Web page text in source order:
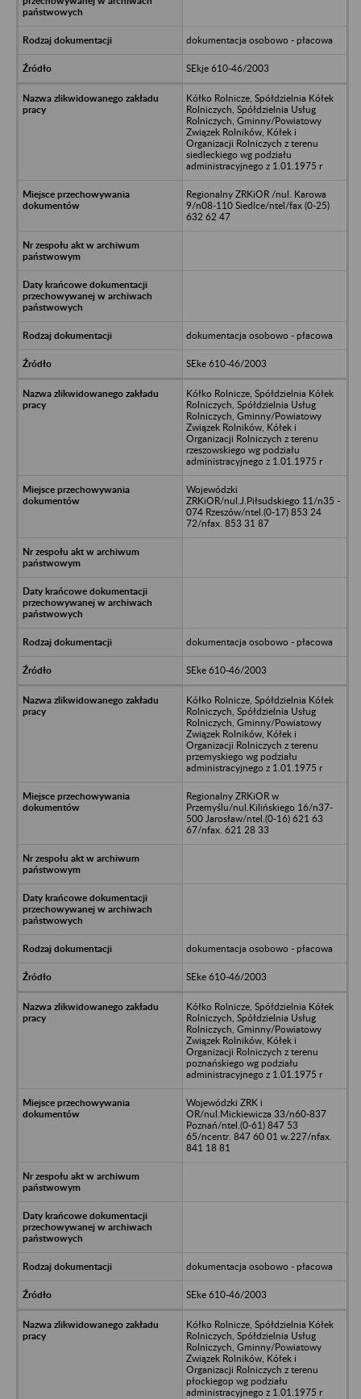
dokumentacja osobowo - płacowa
SEkje 610-46/2003
Kółko Rolnicze, Spółdzielnia Kółek
Rolniczych, Spółdzielnia Usług
Rolniczych, Gminny/Powiatowy
Związek Rolników, Kółek i
Organizacji Rolniczych z terenu
siedleckiego wg podziału
administracyjnego z 1.01.1975 r
Regionalny ZRKiOR /nul. Karowa
9/n08-110 Siedlce/ntel/fax (0-25)
632 62 47
dokumentacja osobowo - płacowa
SEke 610-46/2003
Kółko Rolnicze, Spółdzielnia Kółek
Rolniczych, Spółdzielnia Usług
Rolniczych, Gminny/Powiatowy
Związek Rolników, Kółek i
Organizacji Rolniczych z terenu
rzeszowskiego wg podziału
administracyjnego z 1.01.1975 r
Wojewódzki
ZRKiOR/nul.J.Piłsudskiego 11/n35 -
074 Rzeszów/ntel.(0-17) 853 24
72/nfax. 853 31 87
dokumentacja osobowo - płacowa
SEke 610-46/2003
Kółko Rolnicze, Spółdzielnia Kółek
Rolniczych, Spółdzielnia Usług
Rolniczych, Gminny/Powiatowy
Związek Rolników, Kółek i
Organizacji Rolniczych z terenu
przemyskiego wg podziału
administracyjnego z 1.01.1975 r
Regionalny ZRKiOR w
Przemyślu/nul.Kilińskiego 16/n37-
500 Jarosław/ntel.(0-16) 621 63
67/nfax. 621 28 33
dokumentacja osobowo - płacowa
SEke 610-46/2003
Kółko Rolnicze, Spółdzielnia Kółek
Rolniczych, Spółdzielnia Usług
Rolniczych, Gminny/Powiatowy
Związek Rolników, Kółek i
Organizacji Rolniczych z terenu
poznańskiego wg podziału
administracyjnego z 1.01.1975 r
Wojewódzki ZRK i
OR/nul.Mickiewicza 33/n60-837
Poznań/ntel.(0-61) 847 53
65/ncentr. 847 60 01 w.227/nfax.
841 18 81
dokumentacja osobowo - płacowa
SEke 610-46/2003
Kółko Rolnicze, Spółdzielnia Kółek
Rolniczych, Spółdzielnia Usług
Rolniczych, Gminny/Powiatowy
Związek Rolników, Kółek i
Organizacji Rolniczych z terenu
płockiegop wg podziału
administracyjnego z 1.01.1975 r